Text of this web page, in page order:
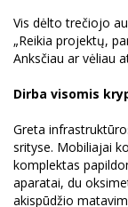
Vis dėlto trečiojo
„Reikia projektų,
Anksčiau ar vėliau
Dirba visomis
Greta
srityse. Mobiliajai
komplektas
aparatai, du
akispūdžio